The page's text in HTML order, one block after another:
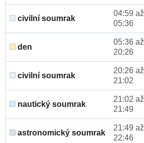
civilní soumrak
04:59 až
05:36
den
05:36 až
20:26
civilní soumrak
20:26 až
21:02
nautický soumrak
21:02 až
21:49
astronomický soumrak
21:49 až
22:46